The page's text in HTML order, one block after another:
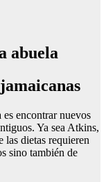
abuela
encontrar nuevos
Ya sea Atkins,
las dietas requieren
sino también de